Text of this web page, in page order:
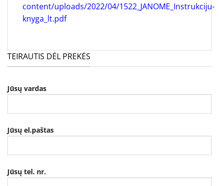
content/uploads/2022/04/1522_JANOME_Instrukciju-
knyga_lt.pdf
TEIRAUTIS DĖL PREKĖS
Jūsų vardas
Jūsų el.paštas
Jūsų tel. nr.